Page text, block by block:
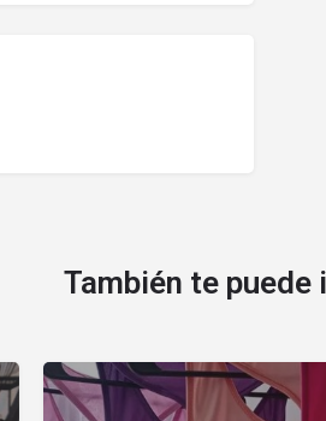
También te puede